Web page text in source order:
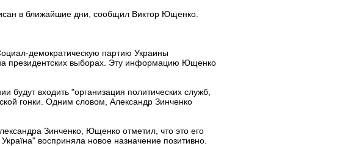
в ближайшие дни, сообщил Виктор Ющенко.
демократическую партию Украины
президентских выборах. Эту информацию Ющенко
будут входить "организация политических служб,
гонки. Одним словом, Александр Зинченко
Зинченко, Ющенко отметил, что это его
восприняла новое назначение позитивно.